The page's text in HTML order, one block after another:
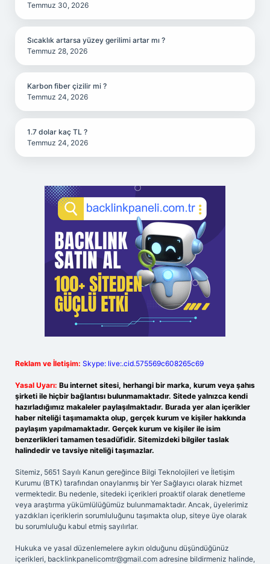
Temmuz 30, 2026
Sıcaklık artarsa yüzey gerilimi artar mı ?
Temmuz 28, 2026
Karbon fiber çizilir mi ?
Temmuz 24, 2026
1.7 dolar kaç TL ?
Temmuz 24, 2026
Reklam ve İletişim: Skype: live:.cid.575569c608265c69
Yasal Uyarı: Bu internet sitesi, herhangi bir marka, kurum veya şahıs
şirketi ile hiçbir bağlantısı bulunmamaktadır. Sitede yalnızca kendi
hazırladığımız makaleler paylaşılmaktadır. Burada yer alan içerikler
haber niteliği taşımamakta olup, gerçek kurum ve kişiler hakkında
paylaşım yapılmamaktadır. Gerçek kurum ve kişiler ile isim
benzerlikleri tamamen tesadüfidir. Sitemizdeki bilgiler taslak
halindedir ve tavsiye niteliği taşımazlar.
Sitemiz, 5651 Sayılı Kanun gereğince Bilgi Teknolojileri ve İletişim
Kurumu (BTK) tarafından onaylanmış bir Yer Sağlayıcı olarak hizmet
vermektedir. Bu nedenle, sitedeki içerikleri proaktif olarak denetleme
veya araştırma yükümlülüğümüz bulunmamaktadır. Ancak, üyelerimiz
yazdıkları içeriklerin sorumluluğunu taşımakta olup, siteye üye olarak
bu sorumluluğu kabul etmiş sayılırlar.
Hukuka ve yasal düzenlemelere aykırı olduğunu düşündüğünüz
içerikleri, backlinkpanelicomtr@gmail.com adresine bildirmeniz halinde,